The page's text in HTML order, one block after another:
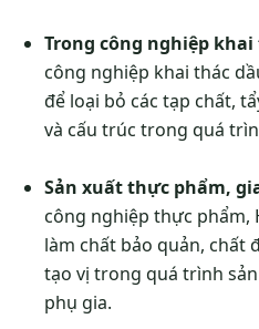
Trong công nghiệp
công nghiệp khai thác
để loại bỏ các tạp chất,
và cấu trúc trong quá
Sản xuất thực phẩm,
công nghiệp thực phẩm,
làm chất bảo quản, chất
tạo vị trong quá trình
phụ gia.